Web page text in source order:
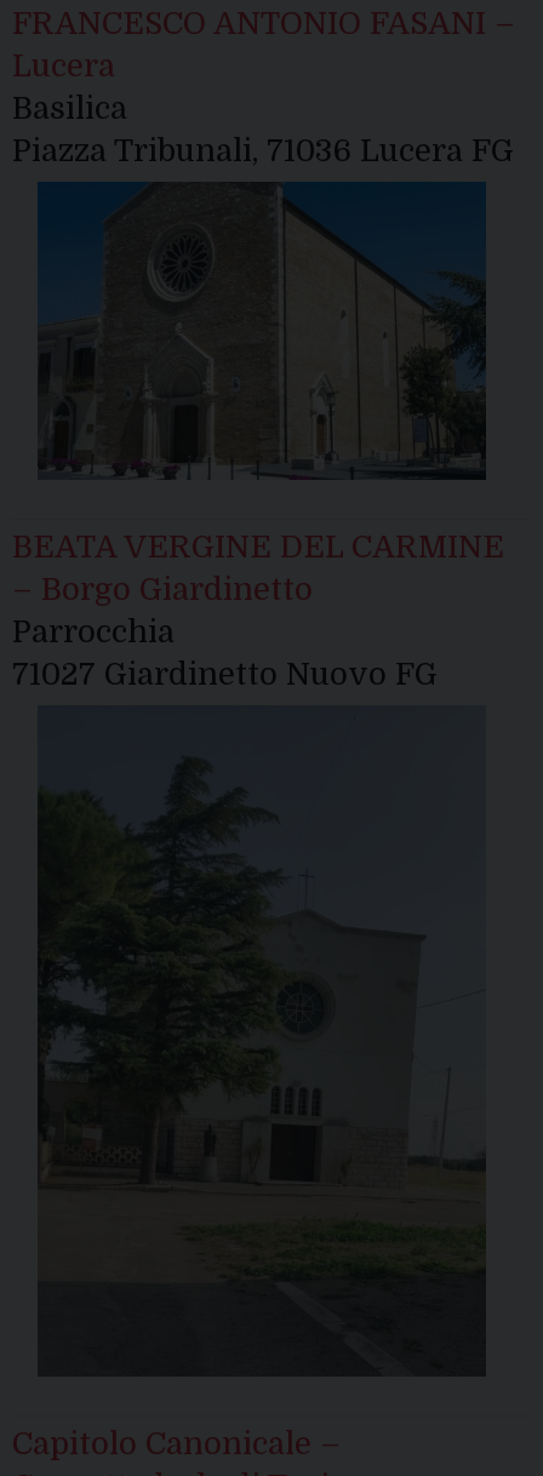
FRANCESCO ANTONIO FASANI –
Lucera
Basilica
Piazza Tribunali, 71036 Lucera FG
BEATA VERGINE DEL CARMINE
– Borgo Giardinetto
Parrocchia
71027 Giardinetto Nuovo FG
Capitolo Canonicale –